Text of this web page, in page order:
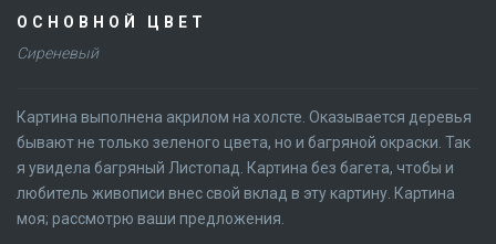
ОСНОВНОЙ ЦВЕТ
Сиреневый
Картина выполнена акрилом на холсте. Оказывается деревья
бывают не только зеленого цвета, но и багряной окраски. Так
я увидела багряный Листопад. Картина без багета, чтобы и
любитель живописи внес свой вклад в эту картину. Картина
моя; рассмотрю ваши предложения.